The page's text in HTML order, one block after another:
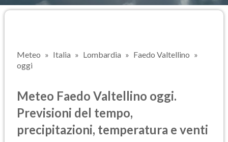
Meteo Italia Lombardia
Faedo Valtellino
oggi
Meteo Faedo Valtellino oggi.
Previsioni del tempo,
precipitazioni, temperatura e venti